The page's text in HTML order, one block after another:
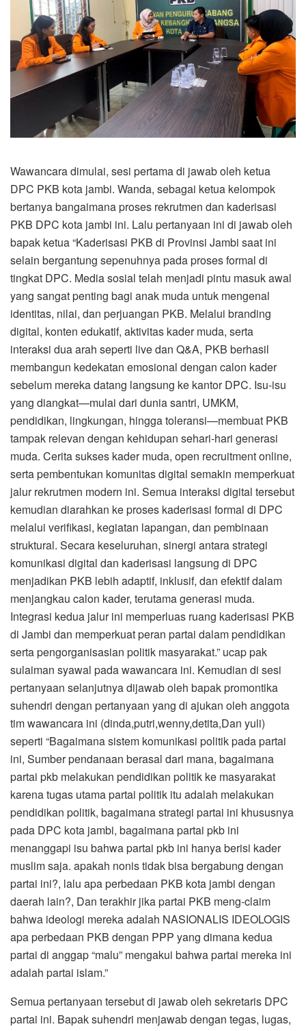
Wawancara dimulai, sesi pertama di jawab oleh ketua
DPC PKB kota jambi. Wanda, sebagai ketua kelompok
bertanya bangaimana proses rekrutmen dan kaderisasi
PKB DPC kota jambi ini. Lalu pertanyaan ini di jawab oleh
bapak ketua “Kaderisasi PKB di Provinsi Jambi saat ini
selain bergantung sepenuhnya pada proses formal di
tingkat DPC. Media sosial telah menjadi pintu masuk awal
yang sangat penting bagi anak muda untuk mengenal
identitas, nilai, dan perjuangan PKB. Melalui branding
digital, konten edukatif, aktivitas kader muda, serta
interaksi dua arah seperti live dan Q&A, PKB berhasil
membangun kedekatan emosional dengan calon kader
sebelum mereka datang langsung ke kantor DPC. Isu-isu
yang diangkat—mulai dari dunia santri, UMKM,
pendidikan, lingkungan, hingga toleransi—membuat PKB
tampak relevan dengan kehidupan sehari-hari generasi
muda. Cerita sukses kader muda, open recruitment online,
serta pembentukan komunitas digital semakin memperkuat
jalur rekrutmen modern ini. Semua interaksi digital tersebut
kemudian diarahkan ke proses kaderisasi formal di DPC
melalui verifikasi, kegiatan lapangan, dan pembinaan
struktural. Secara keseluruhan, sinergi antara strategi
komunikasi digital dan kaderisasi langsung di DPC
menjadikan PKB lebih adaptif, inklusif, dan efektif dalam
menjangkau calon kader, terutama generasi muda.
Integrasi kedua jalur ini memperluas ruang kaderisasi PKB
di Jambi dan memperkuat peran partai dalam pendidikan
serta pengorganisasian politik masyarakat.” ucap pak
sulaiman syawal pada wawancara ini. Kemudian di sesi
pertanyaan selanjutnya dijawab oleh bapak promontika
suhendri dengan pertanyaan yang di ajukan oleh anggota
tim wawancara ini (dinda,putri,wenny,detita,Dan yuli)
seperti “Bagaimana sistem komunikasi politik pada partai
ini, Sumber pendanaan berasal dari mana, bagaimana
partai pkb melakukan pendidikan politik ke masyarakat
karena tugas utama partai politik itu adalah melakukan
pendidikan politik, bagaimana strategi partai ini khususnya
pada DPC kota jambi, bagaimana partai pkb ini
menanggapi isu bahwa partai pkb ini hanya berisi kader
muslim saja. apakah nonis tidak bisa bergabung dengan
partai ini?, lalu apa perbedaan PKB kota jambi dengan
daerah lain?, Dan terakhir jika partai PKB meng-claim
bahwa ideologi mereka adalah NASIONALIS IDEOLOGIS
apa perbedaan PKB dengan PPP yang dimana kedua
partai di anggap “malu” mengakui bahwa partai mereka ini
adalah partai islam.”
Semua pertanyaan tersebut di jawab oleh sekretaris DPC
partai ini. Bapak suhendri menjawab dengan tegas, lugas,